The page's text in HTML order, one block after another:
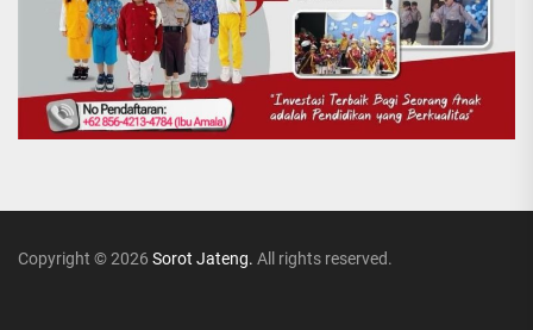
Copyright © 2026 Sorot Jateng. All rights reserved.